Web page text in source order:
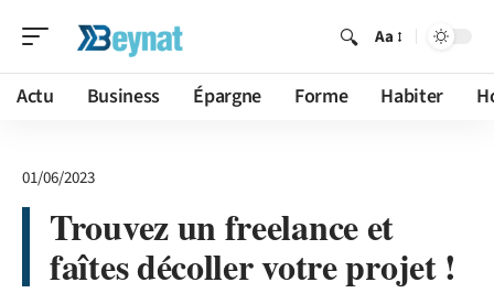
Aa
Actu Business Épargne Forme Habiter
01/06/2023
Trouvez un freelance et
faîtes décoller votre projet !